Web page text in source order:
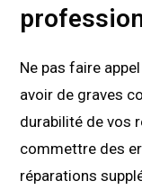
Ne pas faire
avoir de graves
durabilité de vos
commettre des
réparations